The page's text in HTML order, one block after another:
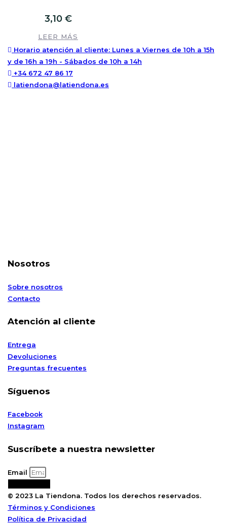
3,10 €
LEER MÁS
Horario atención al cliente: Lunes a Viernes de 10h a 15h
y de 16h a 19h - Sábados de 10h a 14h
+34 672 47 86 17
latiendona@latiendona.es
Nosotros
Sobre nosotros
Contacto
Atención al cliente
Entrega
Devoluciones
Preguntas frecuentes
Síguenos
Facebook
Instagram
Suscríbete a nuestra newsletter
Email
© 2023 La Tiendona. Todos los derechos reservados.
Términos y Condiciones
Política de Privacidad